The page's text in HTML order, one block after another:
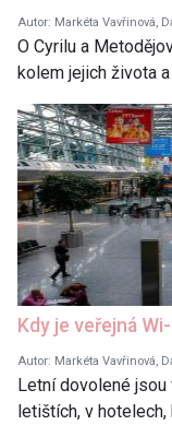
Autor: Markéta Vavřinová,
O Cyrilu a
kolem jejich života
Kdy je veřejná
Autor: Markéta Vavřinová,
Letní dovolené
letištích, v